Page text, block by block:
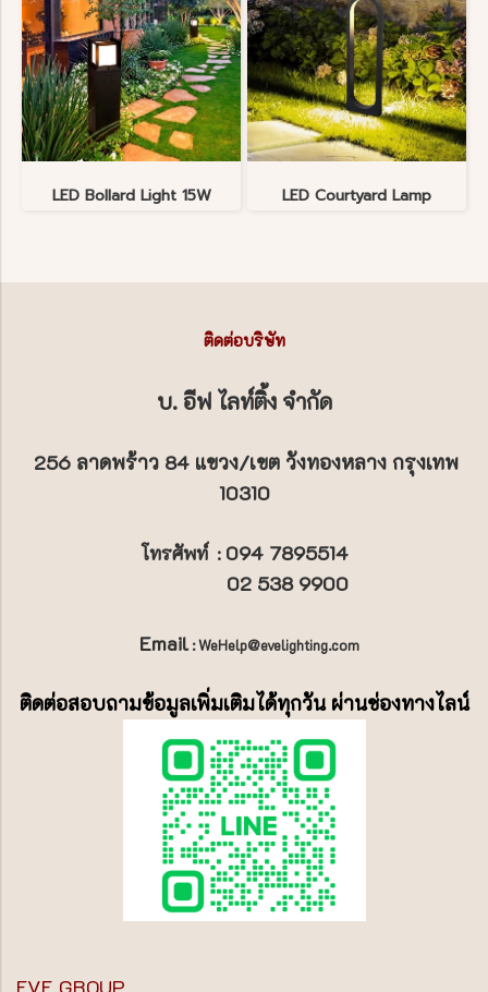
LED Bollard Light 15W LED Courtyard Lamp
ติดต่อบริษัท
บ. อีฟ ไลท์ติ้ง จำกัด
256 ลาดพร้าว 84 แขวง/เขต วังทองหลาง กรุงเทพ
10310
โทรศัพท์: 094 7895514
02 538 9900
Email: WeHelp@evelighting.com
ติดต่อสอบถามข้อมูลเพิ่มเติมได้ทุกวัน ผ่านช่องทางไลน์
EVE GROUP